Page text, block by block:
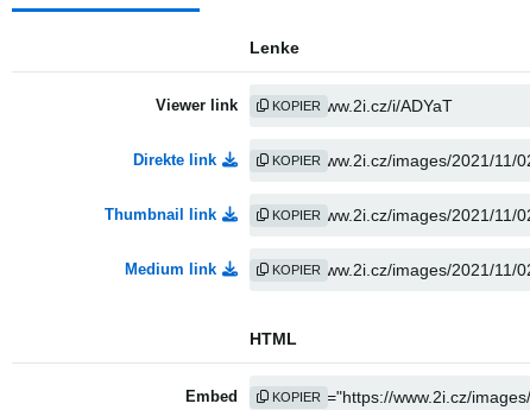
Lenke
Viewer link KOPIER
Direkte link KOPIER
Thumbnail link KOPIER
Medium link KOPIER
HTML
Embed KOPIER